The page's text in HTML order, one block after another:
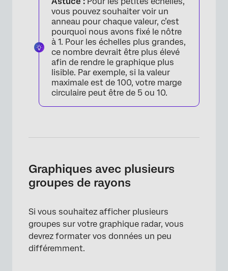
×
vous pouvez souhaiter voir un
anneau pour chaque valeur, c’est
pourquoi nous avons fixé le nôtre
à 1. Pour les échelles plus grandes,
ce nombre devrait être plus élevé
afin de rendre le graphique plus
lisible. Par exemple, si la valeur
maximale est de 100, votre marge
circulaire peut être de 5 ou 10.
Graphiques avec plusieurs
groupes de rayons
Si vous souhaitez afficher plusieurs
groupes sur votre graphique radar, vous
devrez formater vos données un peu
différemment.